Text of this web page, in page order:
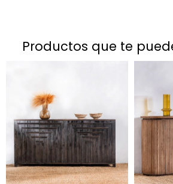
productos que te